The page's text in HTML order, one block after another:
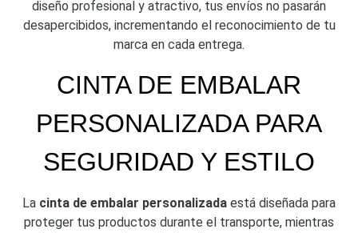
diseño profesional y atractivo, tus envíos no pasarán
desapercibidos, incrementando el reconocimiento de tu
marca en cada entrega.
CINTA DE EMBALAR
PERSONALIZADA PARA
SEGURIDAD Y ESTILO
La cinta de embalar personalizada está diseñada para
proteger tus productos durante el transporte, mientras